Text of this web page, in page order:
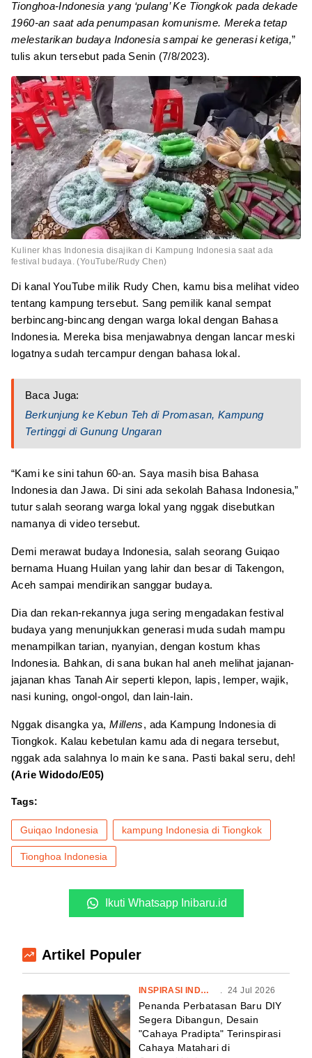
Tionghoa-Indonesia yang ‘pulang’ Ke Tiongkok pada dekade
1960-an saat ada penumpasan komunisme. Mereka tetap
melestarikan budaya Indonesia sampai ke generasi ketiga,”
tulis akun tersebut pada Senin (7/8/2023).
Kuliner khas Indonesia disajikan di Kampung Indonesia saat ada
festival budaya. (YouTube/Rudy Chen)
Di kanal YouTube milik Rudy Chen, kamu bisa melihat video
tentang kampung tersebut. Sang pemilik kanal sempat
berbincang-bincang dengan warga lokal dengan Bahasa
Indonesia. Mereka bisa menjawabnya dengan lancar meski
logatnya sudah tercampur dengan bahasa lokal.
Baca Juga:
Berkunjung ke Kebun Teh di Promasan, Kampung
Tertinggi di Gunung Ungaran
“Kami ke sini tahun 60-an. Saya masih bisa Bahasa
Indonesia dan Jawa. Di sini ada sekolah Bahasa Indonesia,”
tutur salah seorang warga lokal yang nggak disebutkan
namanya di video tersebut.
Demi merawat budaya Indonesia, salah seorang Guiqao
bernama Huang Huilan yang lahir dan besar di Takengon,
Aceh sampai mendirikan sanggar budaya.
Dia dan rekan-rekannya juga sering mengadakan festival
budaya yang menunjukkan generasi muda sudah mampu
menampilkan tarian, nyanyian, dengan kostum khas
Indonesia. Bahkan, di sana bukan hal aneh melihat jajanan-
jajanan khas Tanah Air seperti klepon, lapis, lemper, wajik,
nasi kuning, ongol-ongol, dan lain-lain.
Nggak disangka ya,Millens, ada Kampung Indonesia di
Tiongkok. Kalau kebetulan kamu ada di negara tersebut,
nggak ada salahnya lo main ke sana. Pasti bakal seru, deh!
(Arie Widodo/E05)
Tags:
Guiqao Indonesia kampung Indonesia di Tiongkok
Tionghoa Indonesia
Ikuti Whatsapp Inibaru.id
Artikel Populer
INSPIRASI INDONESIA 24 Jul 2026
Penanda Perbatasan Baru DIY
Segera Dibangun, Desain
"Cahaya Pradipta" Terinspirasi
Cahaya Matahari di